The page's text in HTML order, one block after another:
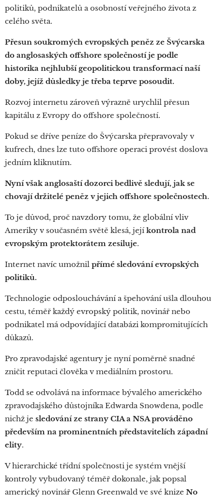
politiků, podnikatelů a osobností veřejného života z
celého světa.
Přesun soukromých evropských peněz ze Švýcarska
do anglosaských offshore společností je podle
historika nejhlubší geopolitickou transformací naší
doby, jejíž důsledky je třeba teprve posoudit.
Rozvoj internetu zároveň výrazně urychlil přesun
kapitálu z Evropy do offshore společností.
Pokud se dříve peníze do Švýcarska přepravovaly v
kufrech, dnes lze tuto offshore operaci provést doslova
jedním kliknutím.
Nyní však anglosaští dozorci bedlivě sledují, jak se
chovají držitelé peněz v jejich offshore společnostech.
To je důvod, proč navzdory tomu, že globální vliv
Ameriky v současném světě klesá, její kontrola nad
evropským protektorátem zesiluje.
Internet navíc umožnil přímé sledování evropských
politiků.
Technologie odposlouchávání a špehování ušla dlouhou
cestu, téměř každý evropský politik, novinář nebo
podnikatel má odpovídající databázi kompromitujících
důkazů.
Pro zpravodajské agentury je nyní poměrně snadné
zničit reputaci člověka v mediálním prostoru.
Todd se odvolává na informace bývalého amerického
zpravodajského důstojníka Edwarda Snowdena, podle
nichž je sledování ze strany CIA a NSA prováděno
především na prominentních představitelích západní
elity.
V hierarchické třídní společnosti je systém vnější
kontroly vybudovaný téměř dokonale, jak popsal
americký novinář Glenn Greenwald ve své knize No